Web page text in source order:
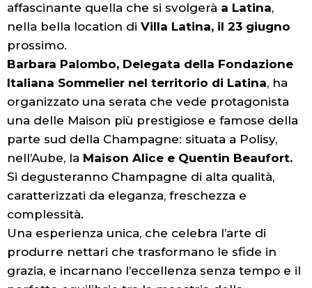
affascinante quella che si svolgerà a Latina,
nella bella location di Villa Latina, il 23 giugno
prossimo.
Barbara Palombo, Delegata della Fondazione
Italiana Sommelier nel territorio di Latina, ha
organizzato una serata che vede protagonista
una delle Maison più prestigiose e famose della
parte sud della Champagne: situata a Polisy,
nell’Aube, la Maison Alice e Quentin Beaufort.
Si degusteranno Champagne di alta qualità,
caratterizzati da eleganza, freschezza e
complessità.
Una esperienza unica, che celebra l’arte di
produrre nettari che trasformano le sfide in
grazia, e incarnano l’eccellenza senza tempo e il